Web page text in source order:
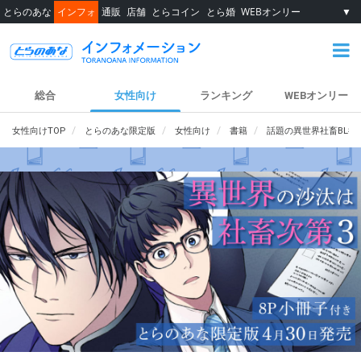
とらのあな インフォ 通販 店舗 とらコイン とら婚 WEBオンリー ▼
総合 女性向け ランキング WEBオンリー
女性向けTOP とらのあな限定版 女性向け 書籍 話題の異世界社畜BL待